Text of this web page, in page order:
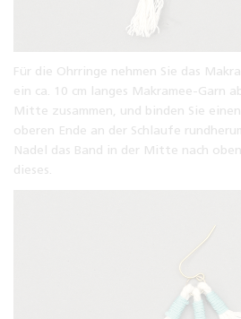
Für die Ohrringe nehmen Sie das
ein ca. 10 cm langes Makramee-Garn
Mitte zusammen, und binden Sie
oberen Ende an der Schlaufe
Nadel das Band in der Mitte nach
dieses.